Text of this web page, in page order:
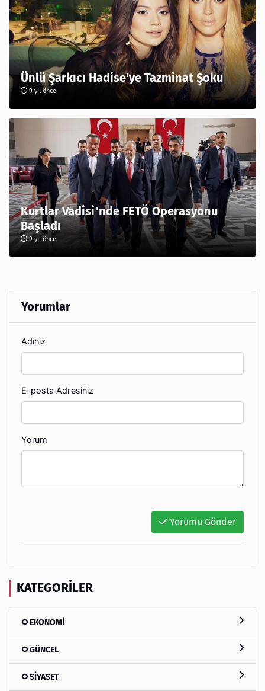
Ünlü Şarkıcı Hadise'ye Tazminat Şoku
9 yıl önce
Kurtlar Vadisi'nde FETÖ Operasyonu
Başladı
9 yıl önce
Yorumlar
Adınız
E-posta Adresiniz
Yorum
Yorumu Gönder
KATEGORILER
EKONOMİ
GÜNCEL
SİYASET